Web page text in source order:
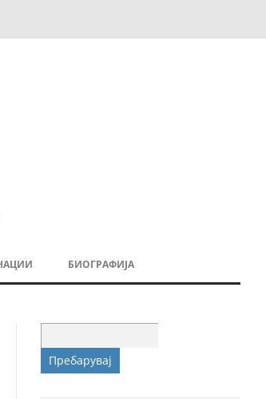
СПОРТ
БИОГРАФИЈА
за: